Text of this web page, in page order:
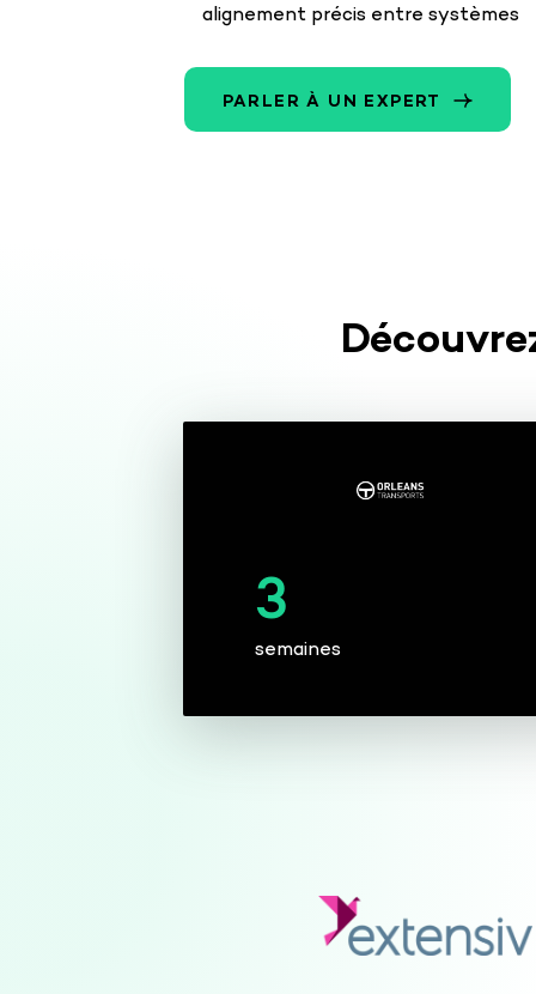
alignement précis entre systèmes
PARLER À UN EXPERT
3
semaines